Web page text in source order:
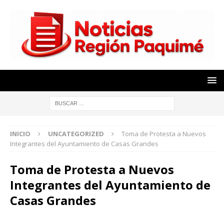
INICIO UNCATEGORIZED
Toma de Protesta a Nuevos
Integrantes del Ayuntamiento de Casas Grandes
Toma de Protesta a Nuevos
Integrantes del Ayuntamiento de
Casas Grandes